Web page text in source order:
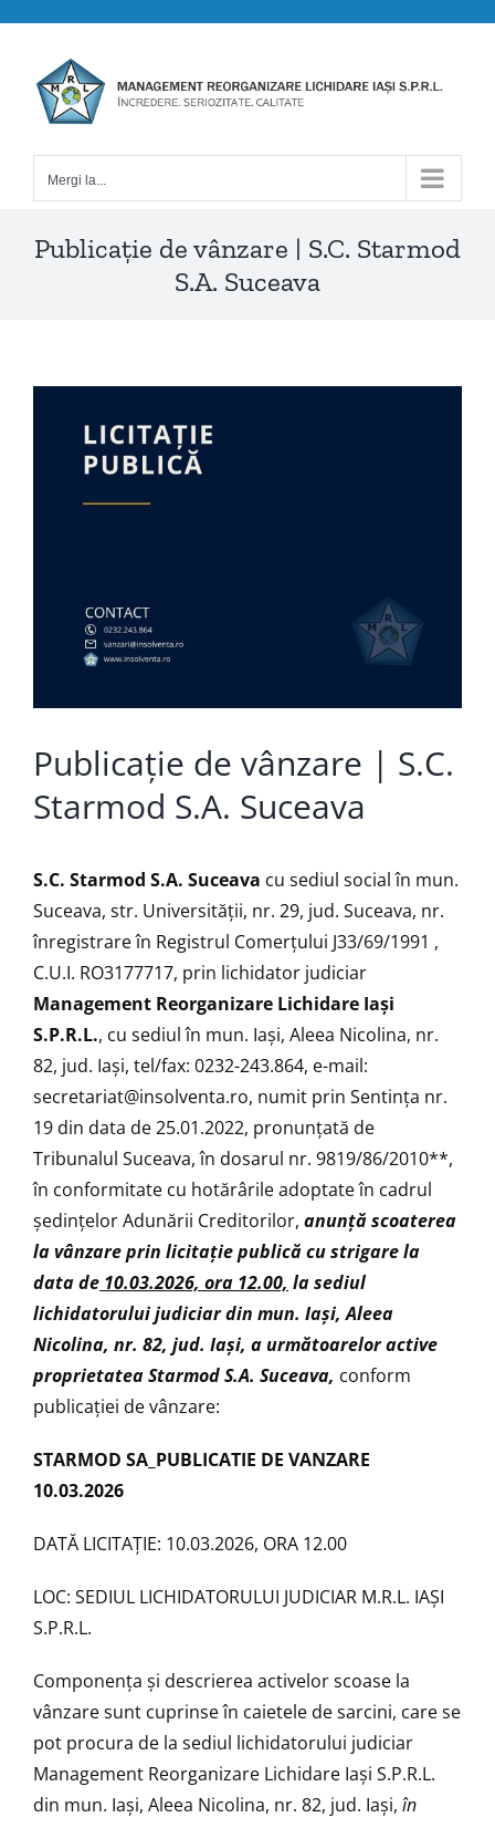
content
Mergi la...
Publicație de vânzare | S.C. Starmod
S.A. Suceava
Larger
Publicație de vânzare | S.C.
Starmod S.A. Suceava
S.C. Starmod S.A. Suceava cu sediul social în mun.
Suceava, str. Universității, nr. 29, jud. Suceava, nr.
înregistrare în Registrul Comerţului J33/69/1991 ,
C.U.I. RO3177717, prin lichidator judiciar
Management Reorganizare Lichidare Iaşi
S.P.R.L., cu sediul în mun. Iaşi, Aleea Nicolina, nr.
82, jud. Iaşi, tel/fax: 0232-243.864, e-mail:
secretariat@insolventa.ro, numit prin Sentinţa nr.
19 din data de 25.01.2022, pronunţată de
Tribunalul Suceava, în dosarul nr. 9819/86/2010**,
în conformitate cu hotărârile adoptate în cadrul
ședințelor Adunării Creditorilor, anunţăscoaterea
la vânzare prin licitaţie publică cu strigare la
data de 10.03.2026, ora 12.00, la sediul
lichidatorului judiciar din mun. Iași, Aleea
Nicolina, nr. 82, jud. Iași, a următoarelor active
proprietatea Starmod S.A. Suceava, conform
publicației de vânzare:
STARMOD SA_PUBLICATIE DE VANZARE
10.03.2026
DATĂ LICITAŢIE: 10.03.2026, ORA 12.00
LOC: SEDIUL LICHIDATORULUI JUDICIAR M.R.L. IAŞI
S.P.R.L.
Componenţa şi descrierea activelor scoase la
vânzare sunt cuprinse în caietele de sarcini, care se
pot procura de la sediul lichidatorului judiciar
Management Reorganizare Lichidare Iaşi S.P.R.L.
din mun. Iași, Aleea Nicolina, nr. 82, jud. Iași, în